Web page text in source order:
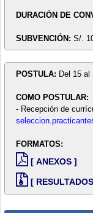
DURACIÓN DE
SUBVENCIÓN: S/.
POSTULA: Del 15 al
COMO POSTULAR:
- Recepción de
FORMATOS:
[ ANEXOS ]
[